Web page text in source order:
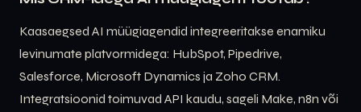
Kaasaegsed AI müügiagendid integreeritakse enamiku
levinumate platvormidega: HubSpot, Pipedrive,
Salesforce, Microsoft Dynamics ja Zoho CRM.
Integratsioonid toimuvad API kaudu, sageli Make, n8n või